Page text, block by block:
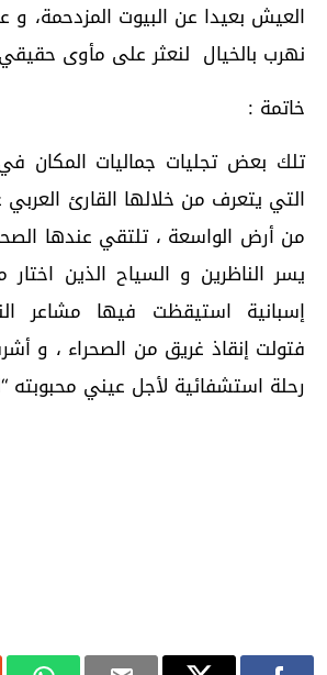
العيش بعيدا عن البيوت المزدحمة،
نهرب بالخيال لنعثر على مأوى
خاتمة :
تلك بعض تجليات جماليات المكان في
التي يتعرف من خلالها القارئ
من أرض الواسعة ، تلتقي عندها
يسر الناظرين و السياح الذين
إسبانية استيقظت فيها مشاعر
فتولت إنقاذ غريق من الصحراء ، و
رحلة استشفائية لأجل عيني محبوبته